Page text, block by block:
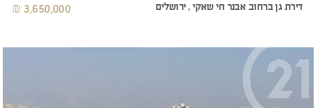
דירת גן ברחוב אבנר חי שאקי , ירושלים 3,650,000 ₪